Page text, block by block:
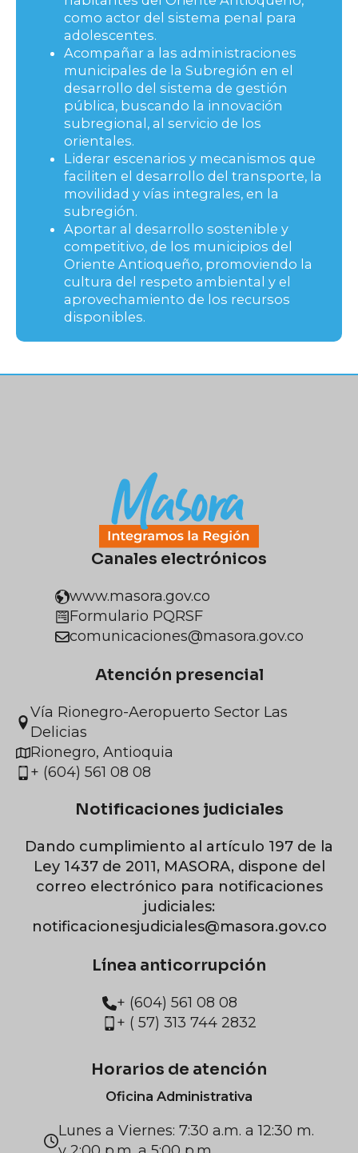
como actor del sistema penal para
adolescentes.
Acompañar a las administraciones
municipales de la Subregión en el
desarrollo del sistema de gestión
pública, buscando la innovación
subregional, al servicio de los
orientales.
Liderar escenarios y mecanismos que
faciliten el desarrollo del transporte, la
movilidad y vías integrales, en la
subregión.
Aportar al desarrollo sostenible y
competitivo, de los municipios del
Oriente Antioqueño, promoviendo la
cultura del respeto ambiental y el
aprovechamiento de los recursos
disponibles.
Canales electrónicos
www.masora.gov.co
Formulario PQRSF
comunicaciones@masora.gov.co
Atención presencial
Vía Rionegro-Aeropuerto Sector Las
Delicias
Rionegro, Antioquia
+ (604) 561 08 08
Notificaciones judiciales
Dando cumplimiento al artículo 197 de la
Ley 1437 de 2011, MASORA, dispone del
correo electrónico para notificaciones
judiciales:
notificacionesjudiciales@masora.gov.co
Línea anticorrupción
+ (604) 561 08 08
+ ( 57) 313 744 2832
Horarios de atención
Oficina Administrativa
Lunes a Viernes: 7:30 a.m. a 12:30 m.